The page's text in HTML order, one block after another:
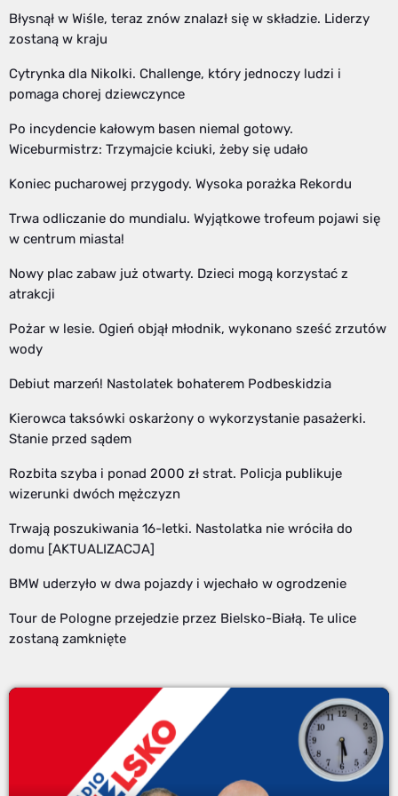
Błysnął w Wiśle, teraz znów znalazł się w składzie. Liderzy
zostaną w kraju
Cytrynka dla Nikolki. Challenge, który jednoczy ludzi i
pomaga chorej dziewczynce
Po incydencie kałowym basen niemal gotowy.
Wiceburmistrz: Trzymajcie kciuki, żeby się udało
Koniec pucharowej przygody. Wysoka porażka Rekordu
Trwa odliczanie do mundialu. Wyjątkowe trofeum pojawi się
w centrum miasta!
Nowy plac zabaw już otwarty. Dzieci mogą korzystać z
atrakcji
Pożar w lesie. Ogień objął młodnik, wykonano sześć zrzutów
wody
Debiut marzeń! Nastolatek bohaterem Podbeskidzia
Kierowca taksówki oskarżony o wykorzystanie pasażerki.
Stanie przed sądem
Rozbita szyba i ponad 2000 zł strat. Policja publikuje
wizerunki dwóch mężczyzn
Trwają poszukiwania 16-letki. Nastolatka nie wróciła do
domu [AKTUALIZACJA]
BMW uderzyło w dwa pojazdy i wjechało w ogrodzenie
Tour de Pologne przejedzie przez Bielsko-Białą. Te ulice
zostaną zamknięte